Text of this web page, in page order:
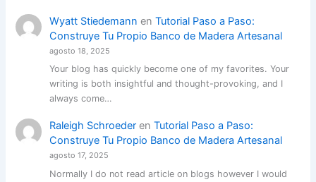
Wyatt Stiedemann en Tutorial Paso a Paso:
Construye Tu Propio Banco de Madera Artesanal
agosto 18, 2025
Your blog has quickly become one of my favorites. Your
writing is both insightful and thought-provoking, and I
always come…
Raleigh Schroederen Tutorial Paso a Paso:
Construye Tu Propio Banco de Madera Artesanal
agosto 17, 2025
Normally I do not read article on blogs however I would